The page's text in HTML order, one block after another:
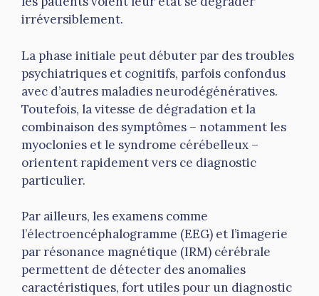
irréversiblement.
La phase initiale peut débuter par des troubles
psychiatriques et cognitifs, parfois confondus
avec d’autres maladies neurodégénératives.
Toutefois, la vitesse de dégradation et la
combinaison des symptômes – notamment les
myoclonies et le syndrome cérébelleux –
orientent rapidement vers ce diagnostic
particulier.
Par ailleurs, les examens comme
l’électroencéphalogramme (EEG) et l’imagerie
par résonance magnétique (IRM) cérébrale
permettent de détecter des anomalies
caractéristiques, fort utiles pour un diagnostic